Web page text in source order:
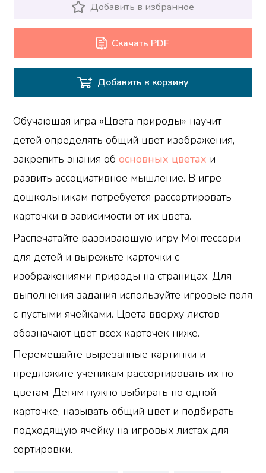
Добавить в избранное
Скачать PDF
Добавить в корзину
Обучающая игра «Цвета природы» научит
детей определять общий цвет изображения,
закрепить знания обосновных цветах и
развить ассоциативное мышление. В игре
дошкольникам потребуется рассортировать
карточки в зависимости от их цвета.
Распечатайте развивающую игру Монтессори
для детей и вырежьте карточки с
изображениями природы на страницах. Для
выполнения задания используйте игровые поля
с пустыми ячейками. Цвета вверху листов
обозначают цвет всех карточек ниже.
Перемешайте вырезанные картинки и
предложите ученикам рассортировать их по
цветам. Детям нужно выбирать по одной
карточке, называть общий цвет и подбирать
подходящую ячейку на игровых листах для
сортировки.